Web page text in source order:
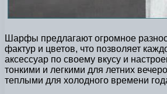
Шарфы предлагают огромное
фактур и цветов, что позволяет
аксессуар по своему вкусу и
тонкими и легкими для летних
теплыми для холодного времени